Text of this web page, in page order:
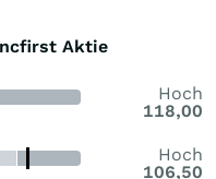
Aktie
Hoch
118,00
Hoch
106,50